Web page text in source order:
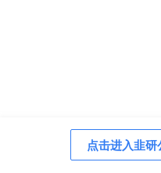
点击进入韭